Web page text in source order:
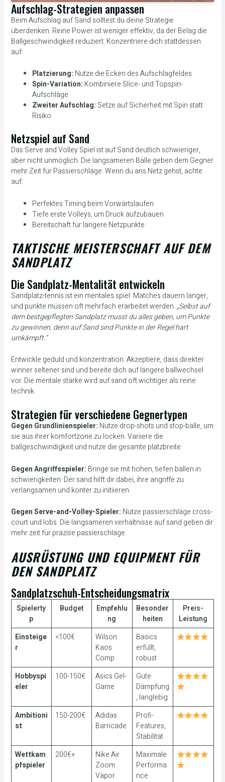
Aufschlag-Strategien anpassen
Beim Aufschlag auf Sand solltest du deine Strategie
überdenken. Reine Power ist weniger effektiv, da der Belag die
Ballgeschwindigkeit reduziert. Konzentriere dich stattdessen
auf:
Platzierung: Nutze die Ecken des Aufschlagfeldes
Spin-Variation: Kombiniere Slice- und Topspin-
Aufschläge
Zweiter Aufschlag: Setze auf Sicherheit mit Spin statt
Risiko
Netzspiel auf Sand
Das Serve and Volley Spiel ist auf Sand deutlich schwieriger,
aber nicht unmöglich. Die langsameren Bälle geben dem Gegner
mehr Zeit für Passierschläge. Wenn du ans Netz gehst, achte
auf:
Perfektes Timing beim Vorwärtslaufen
Tiefe erste Volleys, um Druck aufzubauen
Bereitschaft für längere Netzpunkte
TAKTISCHE MEISTERSCHAFT AUF DEM
SANDPLATZ
Die Sandplatz-Mentalität entwickeln
Sandplatz-tennis ist ein mentales spiel. Matches dauern länger,
und punkte müssen oft mehrfach erarbeitet werden.„Selbst auf
dem bestgepflegten Sandplatz musst du alles geben, um Punkte
zu gewinnen, denn auf Sand sind Punkte in der Regel hart
umkämpft.“
Entwickle geduld und konzentration. Akzeptiere, dass direkter
winner seltener sind und bereite dich auf längere ballwechsel
vor. Die mentale stärke wird auf sand oft wichtiger als reine
technik.
Strategien für verschiedene Gegnertypen
Gegen Grundlinienspieler: Nutze drop-shots und stop-bälle, um
sie aus ihrer komfortzone zu locken. Variiere die
ballgeschwindigkeit und nutze die gesamte platzbreite.
Gegen Angriffsspieler: Bringe sie mit hohen, tiefen bällen in
schwierigkeiten. Der sand hilft dir dabei, ihre angriffe zu
verlangsamen und konter zu initiieren.
Gegen Serve-and-Volley-Spieler: Nutze passierschläge cross-
court und lobs. Die langsameren verhältnisse auf sand geben dir
mehr zeit für präzise passierschläge.
AUSRÜSTUNG UND EQUIPMENT FÜR
DEN SANDPLATZ
Sandplatzschuh-Entscheidungsmatrix
Spielerty
p
Budget
Empfehlu
ng
Besonder
heiten
Preis-
Leistung
Einsteige
r
<100€
Wilson
Kaos
Comp
Basics
erfüllt,
robust
Hobbyspi
eler
100-150€
Asics Gel-
Game
Gute
Dämpfung
, langlebig
Ambitioni
st
150-200€
Adidas
Barricade
Profi-
Features,
Stabilität
Wettkam
pfspieler
200€+
Nike Air
Zoom
Vapor
Maximale
Performa
nce